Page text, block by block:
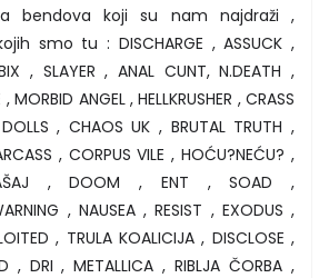
bendova koji su nam najdraži ,
smo tu : DISCHARGE , ASSUCK ,
, SLAYER , ANAL CUNT, N.DEATH ,
MORBID ANGEL , HELLKRUSHER , CRASS
, CHAOS UK , BRUTAL TRUTH ,
, CORPUS VILE , HOĆU?NEĆU? ,
, DOOM , ENT , SOAD ,
, NAUSEA , RESIST , EXODUS ,
, TRULA KOALICIJA , DISCLOSE ,
, DRI , METALLICA , RIBLJA ČORBA ,